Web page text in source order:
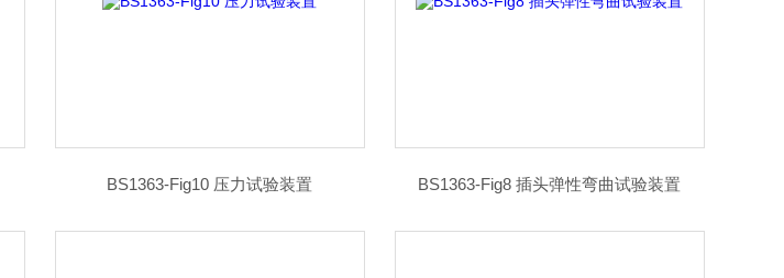
BS1363-Fig10 压力试验装置 BS1363-Fig8 插头弹性弯曲试验装置